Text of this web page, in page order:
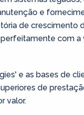
e
de crescimento
com a
e as bases de
de
valor.